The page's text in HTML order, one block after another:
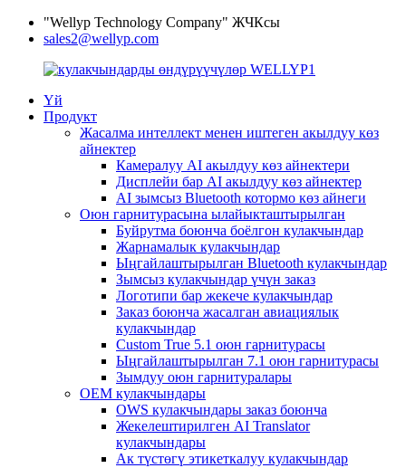
"Wellyp Technology Company" ЖЧКсы
sales2@wellyp.com
Үй
Продукт
Жасалма интеллект менен иштеген акылдуу көз
айнектер
Камералуу AI акылдуу көз айнектери
Дисплейи бар AI акылдуу көз айнектер
AI зымсыз Bluetooth котормо көз айнеги
Оюн гарнитурасына ылайыкташтырылган
Буйрутма боюнча боёлгон кулакчындар
Жарнамалык кулакчындар
Ыңгайлаштырылган Bluetooth кулакчындар
Зымсыз кулакчындар үчүн заказ
Логотипи бар жекече кулакчындар
Заказ боюнча жасалган авиациялык
кулакчындар
Custom True 5.1 оюн гарнитурасы
Ыңгайлаштырылган 7.1 оюн гарнитурасы
Зымдуу оюн гарнитуралары
OEM кулакчындары
OWS кулакчындары заказ боюнча
Жекелештирилген AI Translator
кулакчындары
Ак түстөгү этикеткалуу кулакчындар